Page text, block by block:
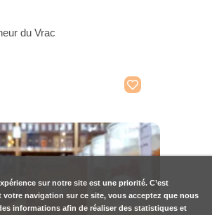
du Vrac
sur notre site est une priorité. C’est
navigation sur ce site, vous acceptez que nous
informations afin de réaliser des statistiques et